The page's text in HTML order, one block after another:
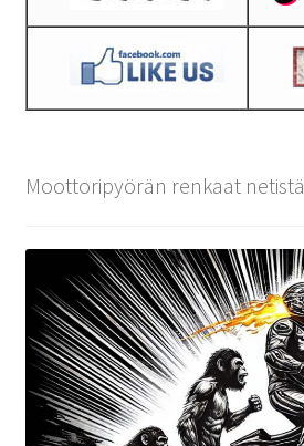
Moottoripyörän renkaat netistä